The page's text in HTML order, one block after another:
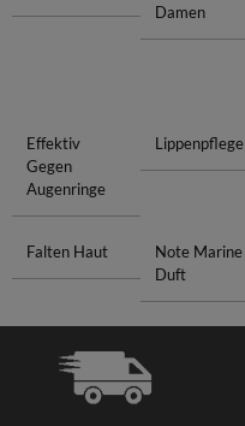
Damen
Effektiv
Gegen
Augenringe
Lippenpflege
Falten Haut
Note Marine
Duft